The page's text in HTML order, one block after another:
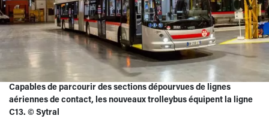
Capables de parcourir des sections dépourvues de lignes
aériennes de contact, les nouveaux trolleybus équipent la ligne
C13. © Sytral